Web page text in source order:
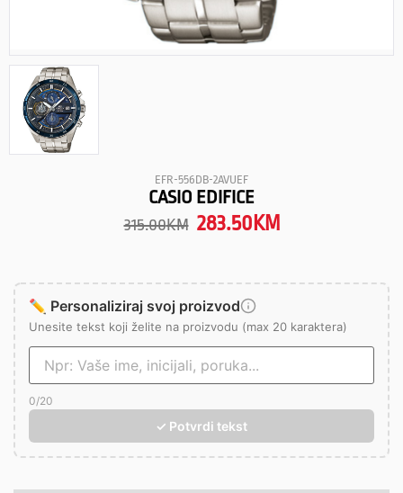
EFR-556DB-2AVUEF
CASIO EDIFICE
315.00KM 283.50 KM
✏️ Personaliziraj svoj proizvod
Unesite tekst koji želite na proizvodu (max 20 karaktera)
0/20
✓ Potvrdi tekst